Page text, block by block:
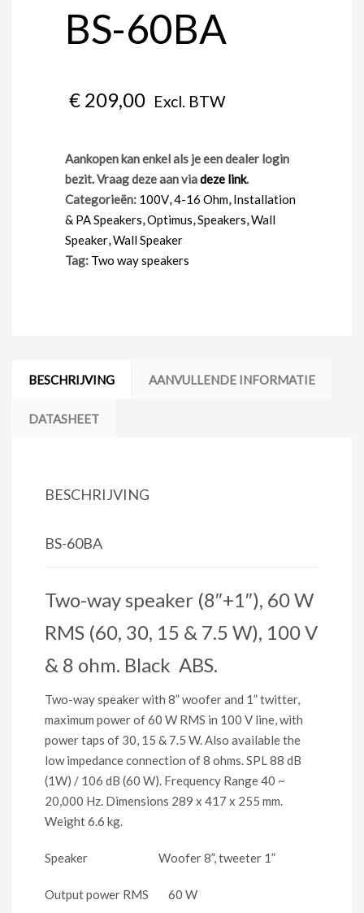
BS-60BA
€ 209,00 Excl. BTW
Aankopen kan enkel als je een dealer login
bezit. Vraag deze aan viadeze link.
Categorieën: 100V,4-16 Ohm,Installation
& PA Speakers,Optimus,Speakers,Wall
Speaker,Wall Speaker
Tag: Two way speakers
BESCHRIJVING AANVULLENDE INFORMATIE
DATASHEET
BESCHRIJVING
BS-60BA
Two-way speaker (8″+1″), 60 W
RMS (60, 30, 15 & 7.5 W), 100 V
& 8 ohm. Black ABS.
Two-way speaker with 8” woofer and 1” twitter,
maximum power of 60 W RMS in 100 V line, with
power taps of 30, 15 & 7.5 W. Also available the
low impedance connection of 8 ohms. SPL 88 dB
(1W) / 106 dB (60 W). Frequency Range 40 ~
20,000 Hz. Dimensions 289 x 417 x 255 mm.
Weight 6.6 kg.
Speaker Woofer 8”, tweeter 1”
Output power RMS 60 W